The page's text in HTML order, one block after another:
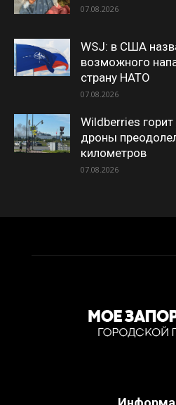
07.08.2026
WSJ: в США
возможного
страну НАТО
07.08.2026
Wildberries горит
дроны
километров
07.08.2026